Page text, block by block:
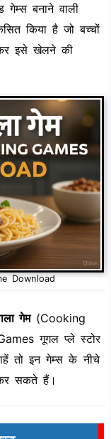
बनाने वाली
किया है जो बच्चों
इसे खेलने की
Download
गेम(Cooking
गूगल प्ले स्टोर
तो इन गेम्स के नीचे
सकते हैं।